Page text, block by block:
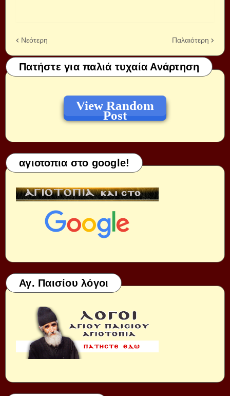
Νεότερη Παλαιότερη
Πατήστε για παλιά τυχαία Ανάρτηση
View Random
Post
αγιοτοπια στο google!
Αγ. Παισίου λόγοι